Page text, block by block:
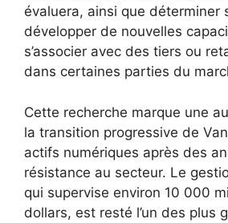
évaluera, ainsi que déterminer
développer de nouvelles
s’associer avec des tiers ou
dans certaines parties du
Cette recherche marque une
la transition progressive de
actifs numériques après des
résistance au secteur. Le
qui supervise environ 10 000
dollars, est resté l’un des plus